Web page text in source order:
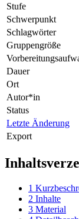
Stufe
Schwerpunkt
Schlagwörter
Gruppengröße
Dauer
Ort
Autor*in
Status
Letzte Änderung
Export
1
2 Inhalte
3 Material